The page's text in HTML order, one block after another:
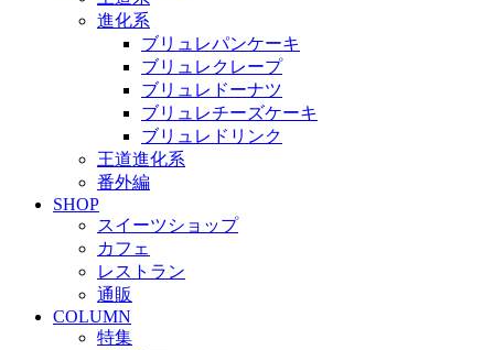
進化系
ブリュレパンケーキ
ブリュレクレープ
ブリュレドーナツ
ブリュレチーズケーキ
ブリュレドリンク
王道進化系
番外編
SHOP
スイーツショップ
カフェ
レストラン
通販
COLUMN
特集